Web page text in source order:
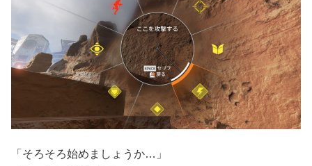
「そろそろ始めましょうか…」